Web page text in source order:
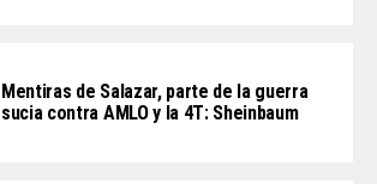
Mentiras de Salazar, parte de la guerra
sucia contra AMLO y la 4T: Sheinbaum